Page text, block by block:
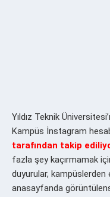
Yıldız Teknik
Kampüs İnstagram
tarafından takip
fazla şey kaçırmamak
duyurular,
anasayfanda